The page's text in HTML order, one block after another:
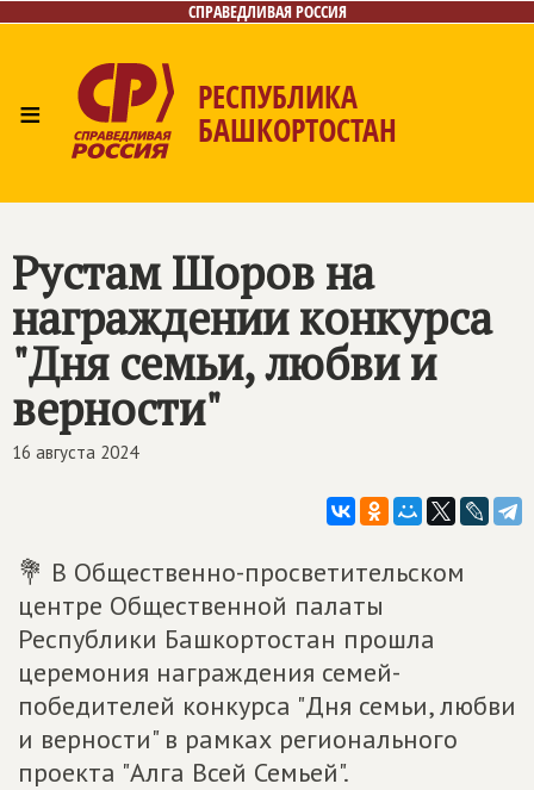
СПРАВЕДЛИВАЯ РОССИЯ
≡ РЕСПУБЛИКА
БАШКОРТОСТАН
Контакты
Рустам Шоров на
награждении конкурса
"Дня семьи, любви и
верности"
16 августа 2024
💐 В Общественно-просветительском
центре Общественной палаты
Республики Башкортостан прошла
церемония награждения семей-
победителей конкурса "Дня семьи, любви
и верности" в рамках регионального
проекта "Алга Всей Семьей".